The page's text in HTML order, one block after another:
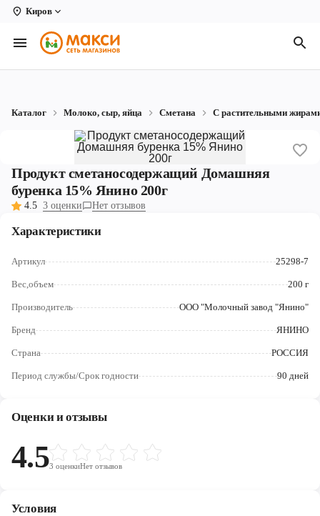
Киров
Вологда
Архангельск
Кирово-Чепецк
Коряжма
Котлас
Новодвинск
Рыбинск
Череповец
Ярославль
Каталог Молоко, сыр, яйца Сметана С растительными
Продукт сметаносодержащий Домашняя
буренка 15% Янино 200г
4.5 3 оценки Нет отзывов
Характеристики
Артикул 25298-7
Вес,объем 200 г
Производитель ООО "Молочный завод "Янино"
Бренд ЯНИНО
Страна РОССИЯ
Период службы/Срок годности 90 дней
Оценки и отзывы
4.53 оценкиНет отзывов
Условия